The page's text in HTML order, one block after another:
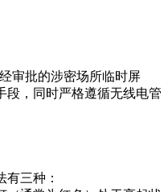
审批的涉密场所临时屏
段，同时严格遵循无线电管
三种：​